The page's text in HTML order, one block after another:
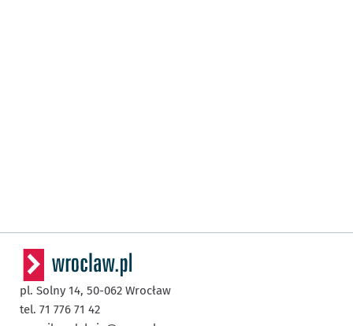
pl. Solny 14, 50-062 Wrocław
tel. 71 776 71 42